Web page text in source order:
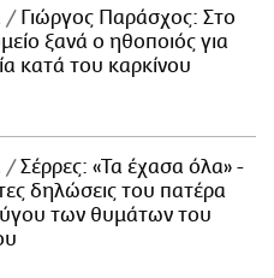
Γιώργος Παράσχος: Στο
ξανά ο ηθοποιός για
κατά του καρκίνου
Σέρρες: «Τα έχασα όλα» -
δηλώσεις του πατέρα
των θυμάτων του